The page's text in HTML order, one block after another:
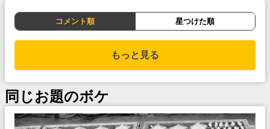
コメント順 星つけた順
もっと見る
同じお題のボケ